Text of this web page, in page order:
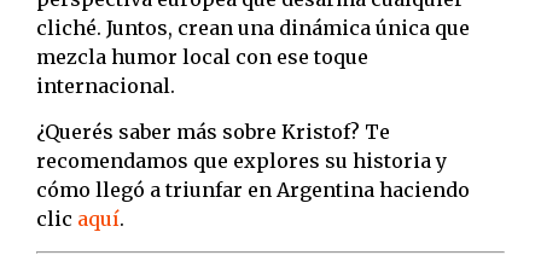
cliché. Juntos, crean una dinámica única que
mezcla humor local con ese toque
internacional.
¿Querés saber más sobre Kristof? Te
recomendamos que explores su historia y
cómo llegó a triunfar en Argentina haciendo
clic aquí.